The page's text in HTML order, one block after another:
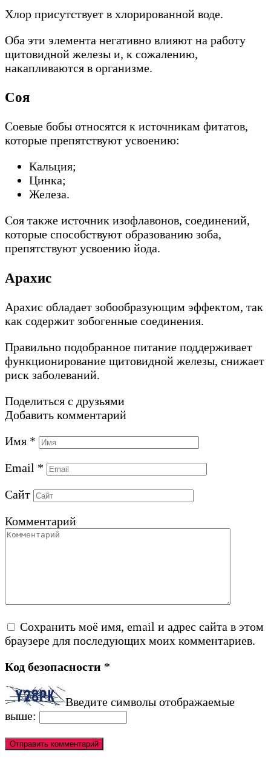
Хлор присутствует в хлорированной воде.
Оба эти элемента негативно влияют на работу
щитовидной железы и, к сожалению,
накапливаются в организме.
Соя
Соевые бобы относятся к источникам фитатов,
которые препятствуют усвоению:
Кальция;
Цинка;
Железа.
Соя также источник изофлавонов, соединений,
которые способствуют образованию зоба,
препятствуют усвоению йода.
Арахис
Арахис обладает зобообразующим эффектом, так
как содержит зобогенные соединения.
Правильно подобранное питание поддерживает
функционирование щитовидной железы, снижает
риск заболеваний.
Поделиться с друзьями
Добавить комментарий
Имя *
Email *
Сайт
Комментарий
Сохранить моё имя, email и адрес сайта в этом
браузере для последующих моих комментариев.
Код безопасности *
Введите символы отображаемые
выше: